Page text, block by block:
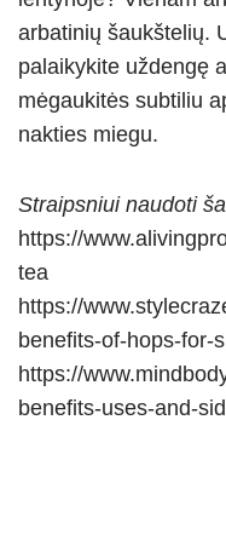
arbatinių šaukštelių.
palaikykite uždengę
mėgaukitės subtiliu
nakties miegu.
Straipsniui naudoti
https://
tea
https://
benefits-of-hops-for-
https://
benefits-uses-and-